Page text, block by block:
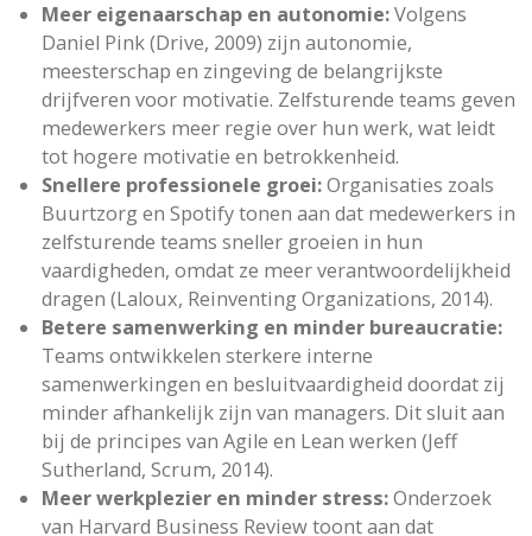
Meer eigenaarschap en autonomie:Volgens
Daniel Pink (Drive, 2009) zijn autonomie,
meesterschap en zingeving de belangrijkste
drijfveren voor motivatie. Zelfsturende teams geven
medewerkers meer regie over hun werk, wat leidt
tot hogere motivatie en betrokkenheid.
Snellere professionele groei:Organisaties zoals
Buurtzorg en Spotify tonen aan dat medewerkers in
zelfsturende teams sneller groeien in hun
vaardigheden, omdat ze meer verantwoordelijkheid
dragen (Laloux, Reinventing Organizations, 2014).
Betere samenwerking en minder bureaucratie:
Teams ontwikkelen sterkere interne
samenwerkingen en besluitvaardigheid doordat zij
minder afhankelijk zijn van managers. Dit sluit aan
bij de principes van Agile en Lean werken (Jeff
Sutherland, Scrum, 2014).
Meer werkplezier en minder stress:Onderzoek
van Harvard Business Review toont aan dat